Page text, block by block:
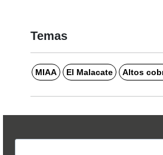
Temas
MIAA El Malacate Altos